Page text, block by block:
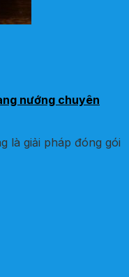
nướng chuyên
là giải pháp đóng gói